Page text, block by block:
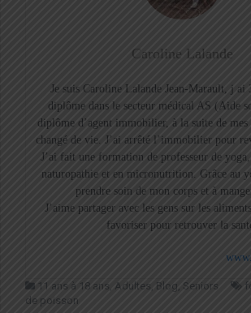
Caroline Lalande
Je suis Caroline Lalande Jean-Marault, j ai
diplôme dans le secteur médical AS (Aide
diplôme d’agent immobilier, à la suite de mes
changé de vie. J’ai arrêté l’immobilier pour
J’ai fait une formation de professeur de
naturopathie et en micronutrition. Grâce au
prendre soin de mon corps et à
J’aime partager avec les gens sur les
favoriser pour retrouver la
11 ans à 18 ans Adultes Blog, Seniors
de poisson